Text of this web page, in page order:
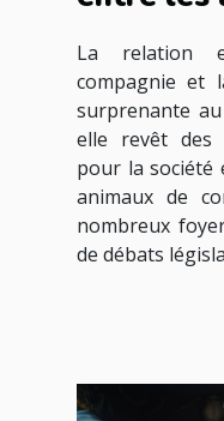
La relation
compagnie et
surprenante
elle revêt des
pour la société
animaux de
nombreux
de débats